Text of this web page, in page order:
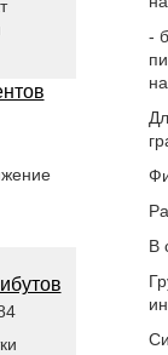
-
В